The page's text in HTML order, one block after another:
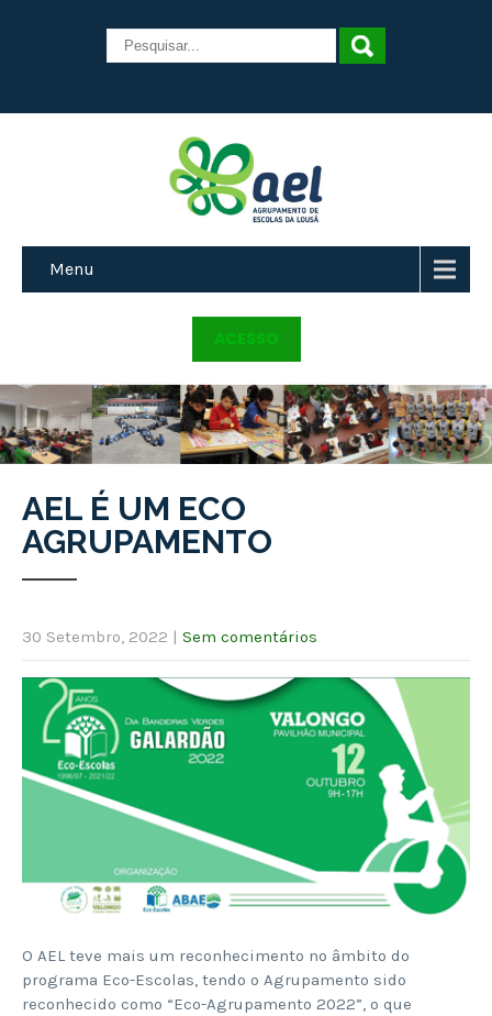
Menu
ACESSO
AEL É UM ECO
AGRUPAMENTO
30 Setembro, 2022 | Sem comentários
O AEL teve mais um reconhecimento no âmbito do
programa Eco-Escolas, tendo o Agrupamento sido
reconhecido como “Eco-Agrupamento 2022”, o que